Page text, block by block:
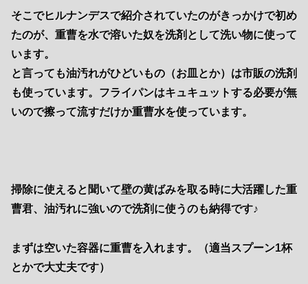
そこでヒルナンデスで紹介されていたのがきっかけで初め
たのが、重曹を水で溶いた奴を洗剤として洗い物に使って
います。
と言っても油汚れがひどいもの（お皿とか）は市販の洗剤
も使っています。フライパンはキュキュットする必要が無
いので擦って流すだけか重曹水を使っています。
掃除に使えると聞いて壁の黄ばみを取る時に大活躍した重
曹君、油汚れに強いので洗剤に使うのも納得です♪
まずは空いた容器に重曹を入れます。（適当スプーン1杯
とかで大丈夫です）